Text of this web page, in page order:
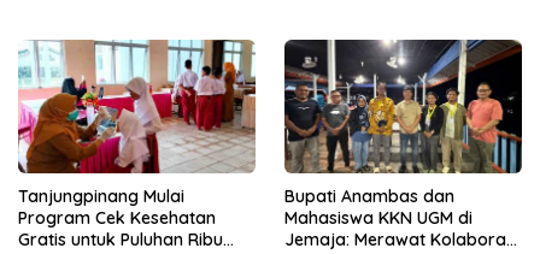
Tanjungpinang Mulai
Program Cek Kesehatan
Gratis untuk Puluhan Ribu
Bupati Anambas dan
Mahasiswa KKN UGM di
Jemaja: Merawat Kolaborasi